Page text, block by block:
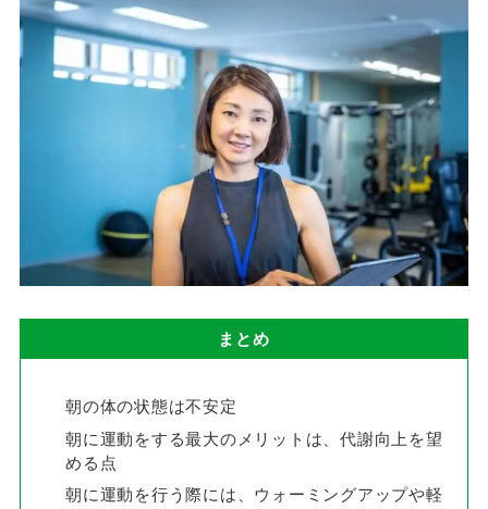
まとめ
朝の体の状態は不安定
朝に運動をする最大のメリットは、代謝向上を望
める点
朝に運動を行う際には、ウォーミングアップや軽